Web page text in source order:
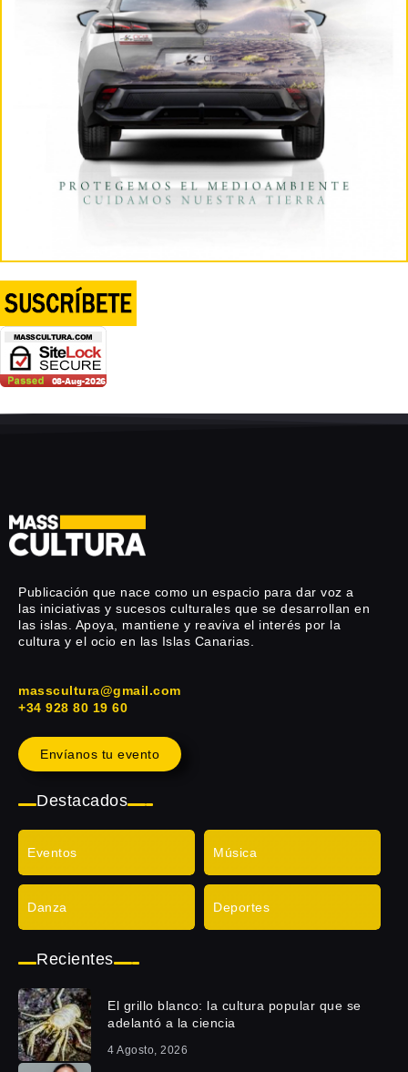
Publicación que nace como un espacio para dar voz a
las iniciativas y sucesos culturales que se desarrollan en
las islas. Apoya, mantiene y reaviva el interés por la
cultura y el ocio en las Islas Canarias.
masscultura@gmail.com
+34 928 80 19 60
Envíanos tu evento
Destacados
Eventos Música
Danza Deportes
Recientes
El grillo blanco: la cultura popular que se
adelantó a la ciencia
4 Agosto, 2026